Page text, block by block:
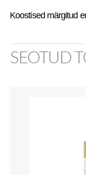
Koostised märgitud
SEOTUD